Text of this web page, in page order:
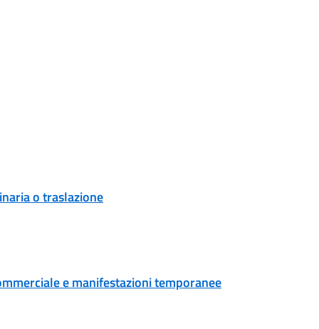
o traslazione
e manifestazioni temporanee